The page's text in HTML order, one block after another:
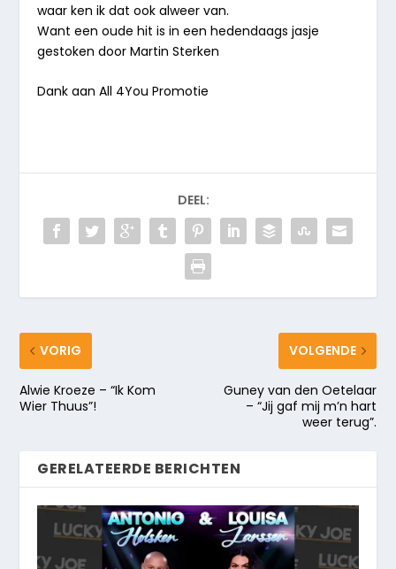
waar ken ik dat ook alweer van.
Want een oude hit is in een hedendaags jasje
gestoken door Martin Sterken
Dank aan All 4You Promotie
DEEL:
VORIG
Alwie Kroeze – “Ik Kom
Wier Thuus”!
VOLGENDE
Guney van den Oetelaar
– “Jij gaf mij m’n hart
weer terug”.
GERELATEERDE BERICHTEN